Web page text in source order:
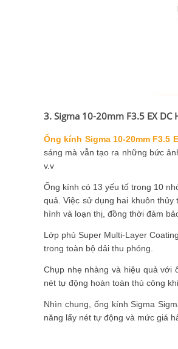
3. Sigma 10-20mm F3.5 EX DC
Ống kính Sigma 10-20mm F3.5
sáng mà vẫn tạo ra những bức
v.v
Ống kính có 13 yếu tố trong 10
quả. Việc sử dụng hai khuôn
hình và loạn thị, đồng thời đảm
Lớp phủ Super Multi-Layer
trong toàn bộ dải thu phóng.
Chụp nhẹ nhàng và hiệu quả với
nét tự động hoàn toàn thủ công
Nhìn chung, ống kính Sigma
năng lấy nét tự động và mức giá